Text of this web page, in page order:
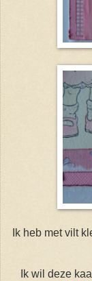
Ik heb met vilt
Ik wil deze